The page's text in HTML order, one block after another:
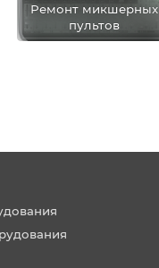
Ремонт микшерных
пультов